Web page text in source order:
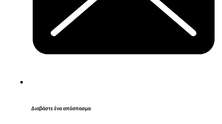
Διαβάστε ένα απόσπασμα